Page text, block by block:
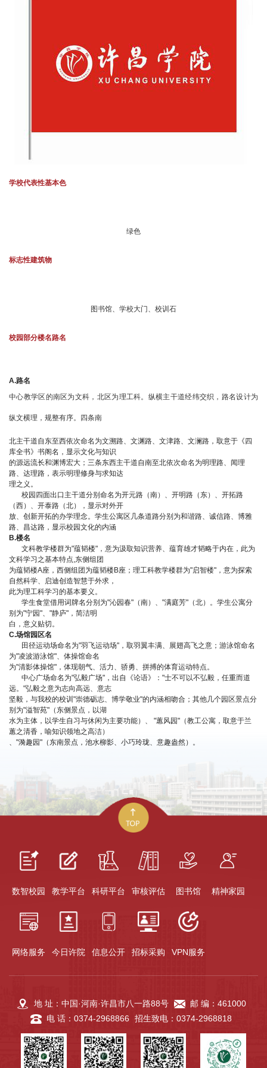
学校代表性基本色
绿色
标志性建筑物
图书馆、学校大门、校训石
校园部分楼名路名
A.路名
中心教学区的南区为文科，北区为理工科。纵横主干道经纬交织，路名设计为
纵文横理，规整有序。四条南
北主干道自东至西依次命名为文溯路、文渊路、文津路、文澜路，取意于《四
库全书》书阁名，显示文化与知识
的源远流长和渊博宏大；三条东西主干道自南至北依次命名为明理路、闻理
路、达理路，表示明理修身与求知达
理之义。
校园四面出口主干道分别命名为开元路（南）、开明路（东）、开拓路
（西）、开泰路（北），显示对外开
放、创新开拓的办学理念。学生公寓区几条道路分别为和谐路、诚信路、博雅
路、昌达路，显示校园文化的内涵
B.楼名
文科教学楼群为"蕴韬楼"，意为汲取知识营养、蕴育雄才韬略于内在，此为
文科学习之基本特点,东侧组团
为蕴韬楼A座，西侧组团为蕴韬楼B座；理工科教学楼群为"启智楼"，意为探索
自然科学、启迪创造智慧于外求，
此为理工科学习的基本要义。
学生食堂借用词牌名分别为"沁园春"（南）、"满庭芳"（北）。学生公寓分
别为"宁园"、"静庐"，简洁明
白，意义贴切。
C.场馆园区名
田径运动场命名为"羽飞运动场"，取羽翼丰满、展翅高飞之意；游泳馆命名
为"凌波游泳馆"、体操馆命名
为"清影体操馆"，体现朝气、活力、骄勇、拼搏的体育运动特点。
中心广场命名为"弘毅广场"，出自《论语》："士不可以不弘毅，任重而道
远。"弘毅之意为志向高远、意志
坚毅，与我校的校训"崇德砺志、博学敬业"的内涵相吻合；其他几个园区景点分
别为"溢智苑"（东侧景点，以湖
水为主体，以学生自习与休闲为主要功能）、 "蕙风园"（教工公寓，取意于兰
蕙之清香，喻知识领地之高洁）
、"漪趣园"（东南景点，池水柳影、小巧玲珑、意趣盎然）。
数智校园 教学平台 科研平台 审核评估 图书馆 精神家园
网络服务 今日许院 信息公开 招标采购 VPN服务
地 址：中国·河南·许昌市八一路88号
邮 编：461000
电 话：0374-2968866 招生致电：0374-2968818